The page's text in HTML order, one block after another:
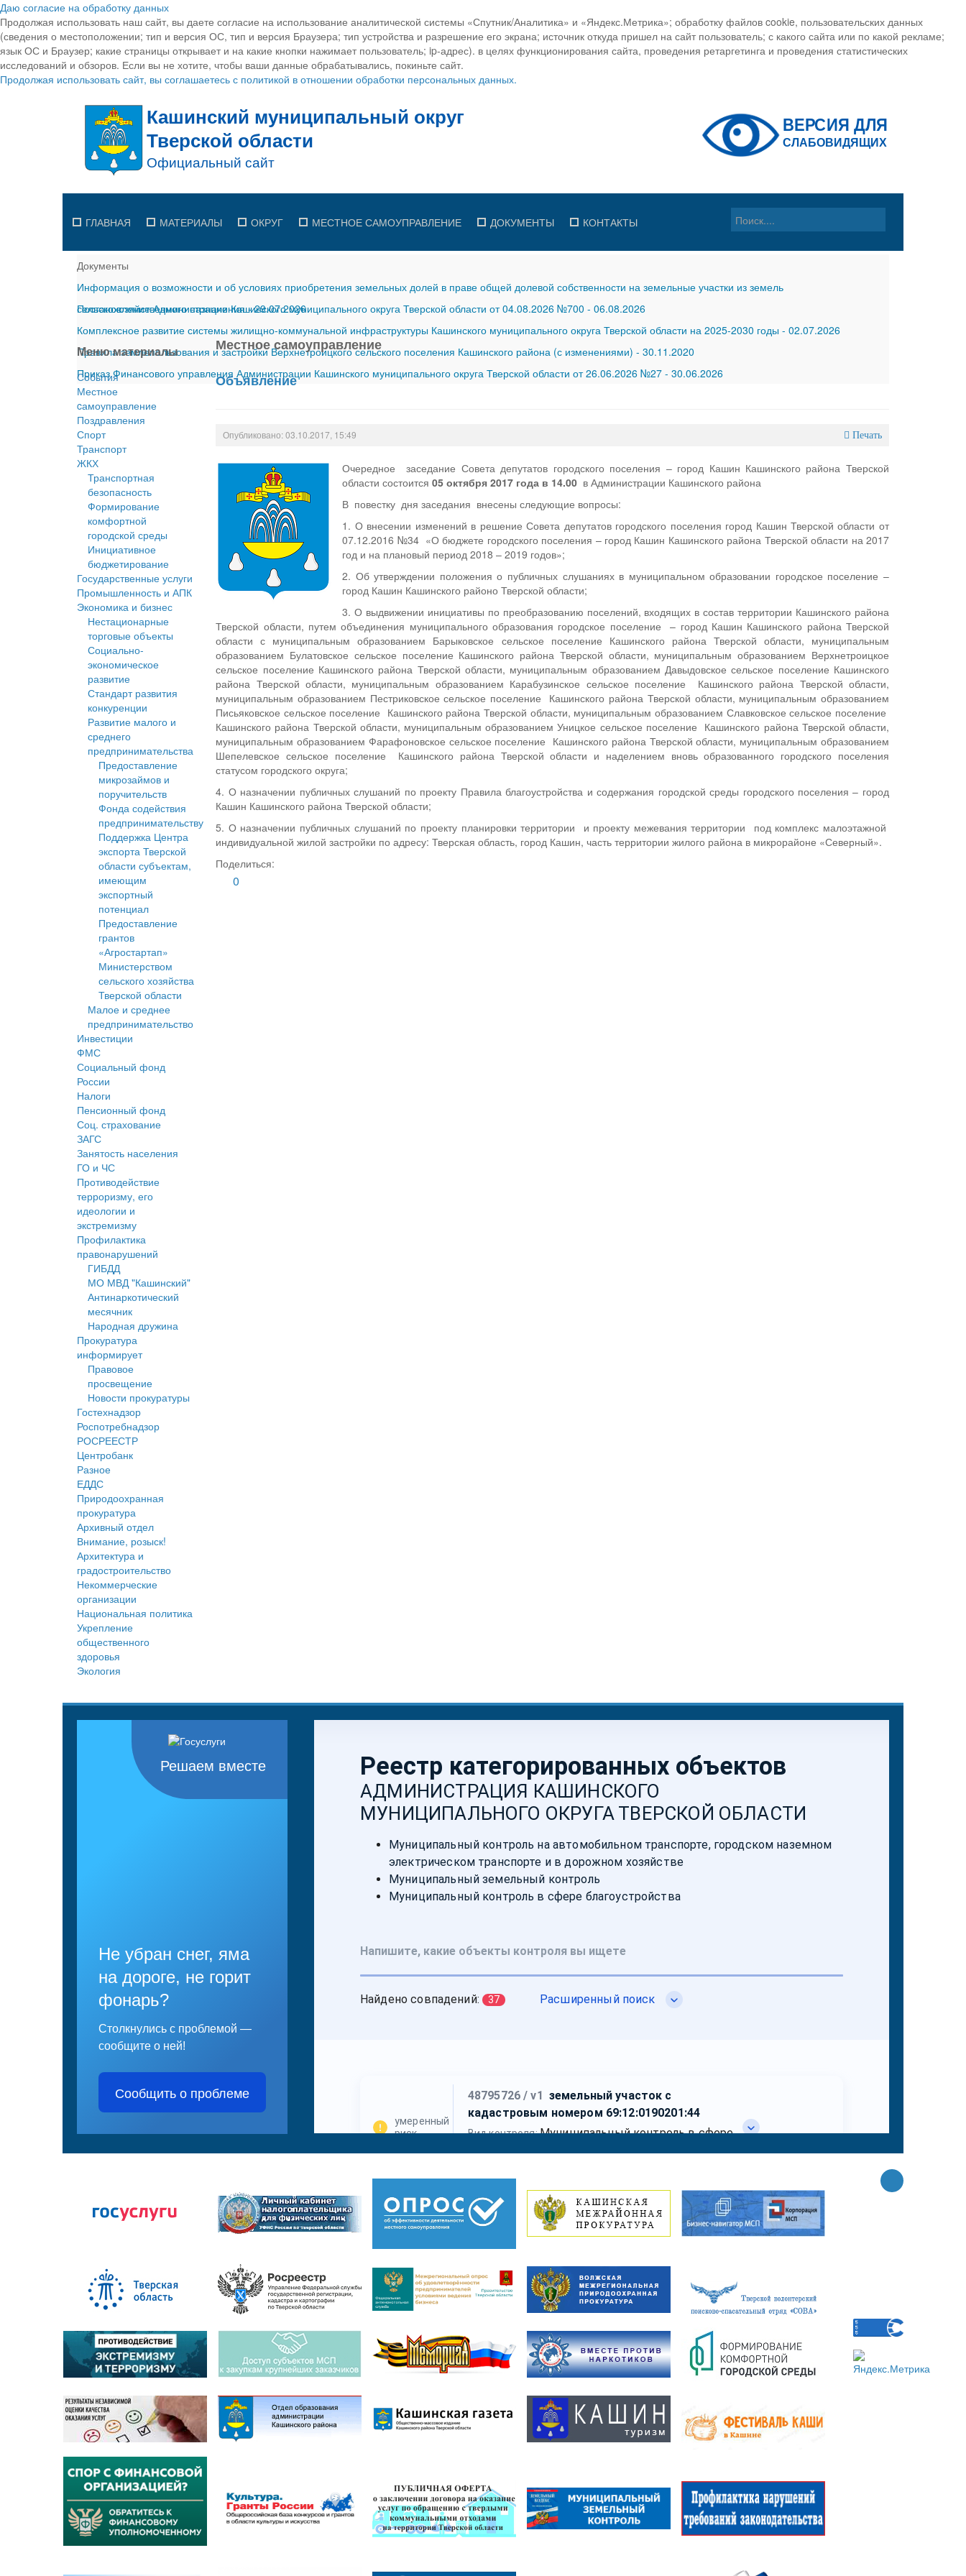
Даю согласие на обработку данных
Продолжая использовать наш сайт, вы даете согласие на использование аналитической системы «Спутник/Аналитика» и «Яндекс.Метрика»; обработку файлов cookie, пользовательских данных
(сведения о местоположении; тип и версия ОС, тип и версия Браузера; тип устройства и разрешение его экрана; источник откуда пришел на сайт пользователь; с какого сайта или по какой рекламе;
язык ОС и Браузер; какие страницы открывает и на какие кнопки нажимает пользователь; ip-адрес). в целях функционирования сайта, проведения ретаргетинга и проведения статистических
исследований и обзоров. Если вы не хотите, чтобы ваши данные обрабатывались, покиньте сайт.
Продолжая использовать сайт, вы соглашаетесь с политикой в отношении обработки персональных данных.
ГЛАВНАЯ МАТЕРИАЛЫ ОКРУГ МЕСТНОЕ САМОУПРАВЛЕНИЕ ДОКУМЕНТЫ КОНТАКТЫ
Документы
Информация о возможности и об условиях приобретения земельных долей в праве общей долевой собственности на земельные участки из земель
сельскохозяйственного назначения-29.07.2026
Постановление Администрации Кашинского муниципального округа Тверской области от 04.08.2026 №700 - 06.08.2026
Комплексное развитие системы жилищно-коммунальной инфраструктуры Кашинского муниципального округа Тверской области на 2025-2030 годы - 02.07.2026
Правила землепользования и застройки Верхнетроицкого сельского поселения Кашинского района (с изменениями) - 30.11.2020
Приказ Финансового управления Администрации Кашинского муниципального округа Тверской области от 26.06.2026 №27 - 30.06.2026
Меню материалы
События
Местное
cамоуправление
Поздравления
Спорт
Транспорт
ЖКХ
Транспортная
безопасность
Формирование
комфортной
городской среды
Инициативное
бюджетирование
Государственные услуги
Промышленность и АПК
Экономика и бизнес
Нестационарные
торговые объекты
Социально-
экономическое
развитие
Стандарт развития
конкуренции
Развитие малого и
среднего
предпринимательства
Предоставление
микрозаймов и
поручительств
Фонда содействия
предпринимательству
Поддержка Центра
экспорта Тверской
области субъектам,
имеющим
экспортный
потенциал
Предоставление
грантов
«Агростартап»
Министерством
сельского хозяйства
Тверской области
Малое и среднее
предпринимательство
Инвестиции
ФМС
Социальный фонд
России
Налоги
Пенсионный фонд
Соц. страхование
ЗАГС
Занятость населения
ГО и ЧС
Противодействие
терроризму, его
идеологии и
экстремизму
Профилактика
правонарушений
ГИБДД
МО МВД "Кашинский"
Антинаркотический
месячник
Народная дружина
Прокуратура
информирует
Правовое
просвещение
Новости прокуратуры
Гостехнадзор
Роспотребнадзор
РОСРЕЕСТР
Центробанк
Разное
ЕДДС
Природоохранная
прокуратура
Архивный отдел
Внимание, розыск!
Архитектура и
градостроительство
Некоммерческие
организации
Национальная политика
Укрепление
общественного
здоровья
Экология
Местное cамоуправление
Объявление
Опубликовано: 03.10.2017, 15:49 Печать
Очередное заседание Совета депутатов городского поселения – город Кашин Кашинского района Тверской
области состоится05 октября 2017 года в 14.00 в Администрации Кашинского района
В повестку дня заседания внесены следующие вопросы:
1. О внесении изменений в решение Совета депутатов городского поселения город Кашин Тверской области от
07.12.2016 №34 «О бюджете городского поселения – город Кашин Кашинского района Тверской области на 2017
год и на плановый период 2018 – 2019 годов»;
2. Об утверждении положения о публичных слушаниях в муниципальном образовании городское поселение –
город Кашин Кашинского районо Тверской области;
3. О выдвижении инициативы по преобразованию поселений, входящих в состав территории Кашинского района
Тверской области, путем объединения муниципального образования городское поселение – город Кашин Кашинского района Тверской
области с муниципальным образованием Барыковское сельское поселение Кашинского района Тверской области, муниципальным
образованием Булатовское сельское поселение Кашинского района Тверской области, муниципальным образованием Верхнетроицкое
сельское поселение Кашинского района Тверской области, муниципальным образованием Давыдовское сельское поселение Кашинского
района Тверской области, муниципальным образованием Карабузинское сельское поселение Кашинского района Тверской области,
муниципальным образованием Пестриковское сельское поселение Кашинского района Тверской области, муниципальным образованием
Письяковское сельское поселение Кашинского района Тверской области, муниципальным образованием Славковское сельское поселение
Кашинского района Тверской области, муниципальным образованием Уницкое сельское поселение Кашинского района Тверской области,
муниципальным образованием Фарафоновское сельское поселение Кашинского района Тверской области, муниципальным образованием
Шепелевское сельское поселение Кашинского района Тверской области и наделением вновь образованного городского поселения
статусом городского округа;
4. О назначении публичных слушаний по проекту Правила благоустройства и содержания городской среды городского поселения – город
Кашин Кашинского района Тверской области;
5. О назначении публичных слушаний по проекту планировки территории и проекту межевания территории под комплекс малоэтажной
индивидуальной жилой застройки по адресу: Тверская область, город Кашин, часть территории жилого района в микрорайоне «Северный».
Поделиться:
0
Решаем вместе
Не убран снег, яма
на дороге, не горит
фонарь?
Столкнулись с проблемой —
сообщите о ней!
Сообщить о проблеме